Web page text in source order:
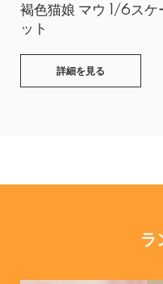
褐色猫娘 マウ 1/6スケ
ット
詳細を見る
ラ